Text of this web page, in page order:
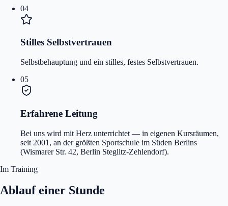
04
Stilles Selbstvertrauen
Selbstbehauptung und ein stilles, festes Selbstvertrauen.
05
Erfahrene Leitung
Bei uns wird mit Herz unterrichtet — in eigenen Kursräumen,
seit 2001, an der größten Sportschule im Süden Berlins
(Wismarer Str. 42, Berlin Steglitz-Zehlendorf).
Im Training
Ablauf einer Stunde